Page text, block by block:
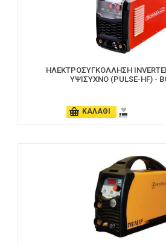
ΗΛΕΚΤΡΟΣΥΓΚΟΛΛΗΣΗ
ΥΨΙΣΥΧΝΟ (PULSE-HF) -
ΚΑΛΑΘΙ